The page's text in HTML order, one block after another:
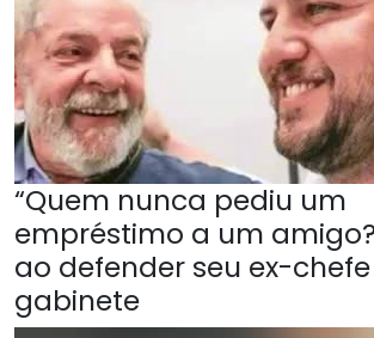
“Quem nunca pediu um
empréstimo a um
ao defender seu ex-
gabinete